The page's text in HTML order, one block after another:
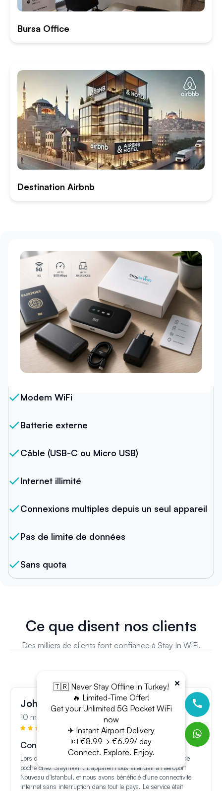
Bursa Office
Destination Airbnb
Notre forfait
Modem WiFi
Batterie externe
Câble (USB-C ou Micro USB)
Internet illimité
Connexions multiples depuis un seul appareil
Pas de limite de données
Sans quota
Ce que disent nos clients
Des milliers de clients font confiance à Stay In WiFi.
John Lee
10 mars 2024
Connectivité sans faille
Lors de notre voyage en Turquie, nous avons loué un WiFi de
poche chez StayInWifi. L'appareil nous attendait à l'aéroport
Nouveau d'Istanbul, et nous avons bénéficié d'une connectivité
internet sans interruption dans tout le pays. Le service était
×
🇹🇷 Never Stay Offline in Turkey!
🔥 Limited-Time Offer!
Get your Unlimited 5G Pocket WiFi
now
✈ Instant Airport Delivery
💶 €8.99→ €6.99/ day
Connect. Explore. Enjoy.